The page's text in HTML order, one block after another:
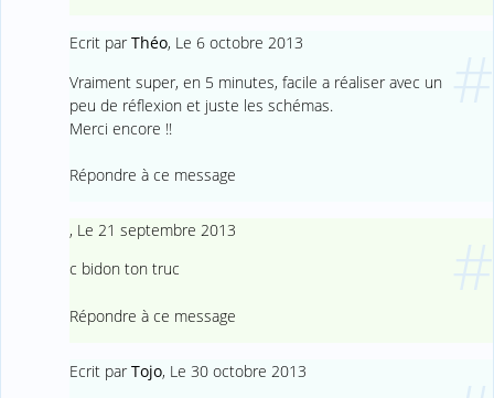
Ecrit par Théo, Le 6 octobre 2013
Vraiment super, en 5 minutes, facile a réaliser avec un
peu de réflexion et juste les schémas.
Merci encore !!
Répondre à ce message
, Le 21 septembre 2013
c bidon ton truc
Répondre à ce message
Ecrit par Tojo, Le 30 octobre 2013